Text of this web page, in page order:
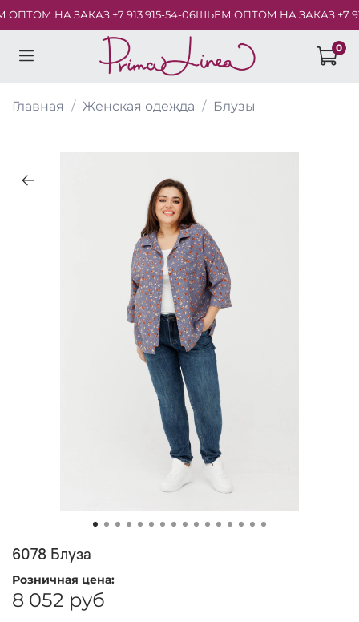
НА ЗАКАЗ +7 913 915-54-06ШЬЕМ ОПТОМ НА ЗАКАЗ +7 913
0
Главная Женская одежда Блузы
6078 Блуза
Розничная цена:
8 052 руб